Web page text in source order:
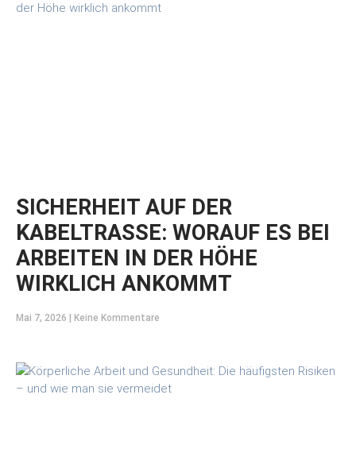
SICHERHEIT AUF DER
KABELTRASSE: WORAUF ES BEI
ARBEITEN IN DER HÖHE
WIRKLICH ANKOMMT
Mai 7, 2026 Keine Kommentare